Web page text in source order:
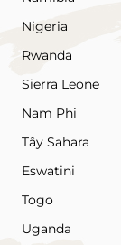
Nigeria
Rwanda
Sierra Leone
Nam Phi
Tây Sahara
Eswatini
Togo
Uganda